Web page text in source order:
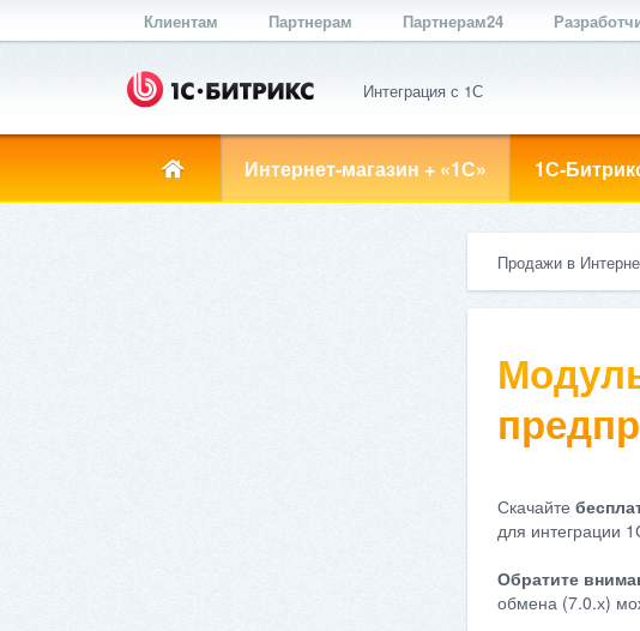
Клиентам Партнерам Партнерам24
Интеграция с 1С
Интернет-магазин + «1С» 1С-
Продажи в
Скачайте
для интеграции
Обратите
обмена (7.0.х)